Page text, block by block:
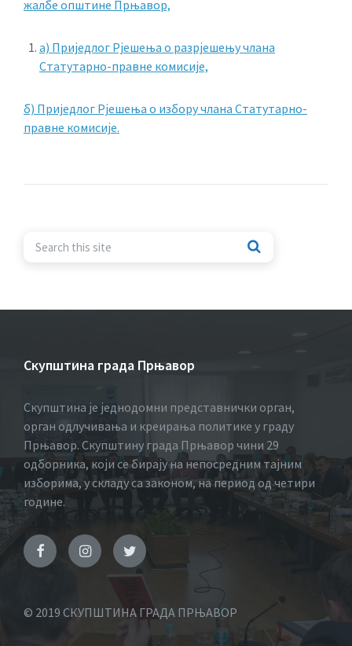
жалбе општине Прњавор,
а) Приједлог Рјешења о разрјешењу члана
Статутарно-правне комисије,
б) Приједлог Рјешења о избору члана Статутарно-
правне комисије.
Скупштина града Прњавор
Скупштина је једнодомни представнички орган,
орган одлучивања и креирања политике у граду
Прњавор. Скупштину града Прњавор чини 29
одборника, који се бирају на непосредним тајним
изборима, у складу са законом, на период од четири
године.
© 2019 СКУПШТИНА ГРАДА ПРЊАВОР